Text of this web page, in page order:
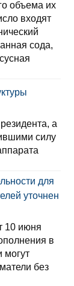
объема их
входят
сода,
а
силу
для
уточнен
10 июня
в
могут
без